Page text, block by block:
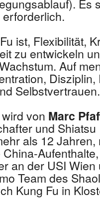
Es
ist, Flexibilität,
zu entwickeln
Auf
Selbstvertrauen.
von Marc
und
als 12
an der USI
Team des
Kung Fu in